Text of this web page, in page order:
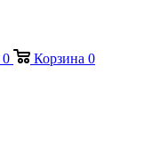
0 Корзина 0